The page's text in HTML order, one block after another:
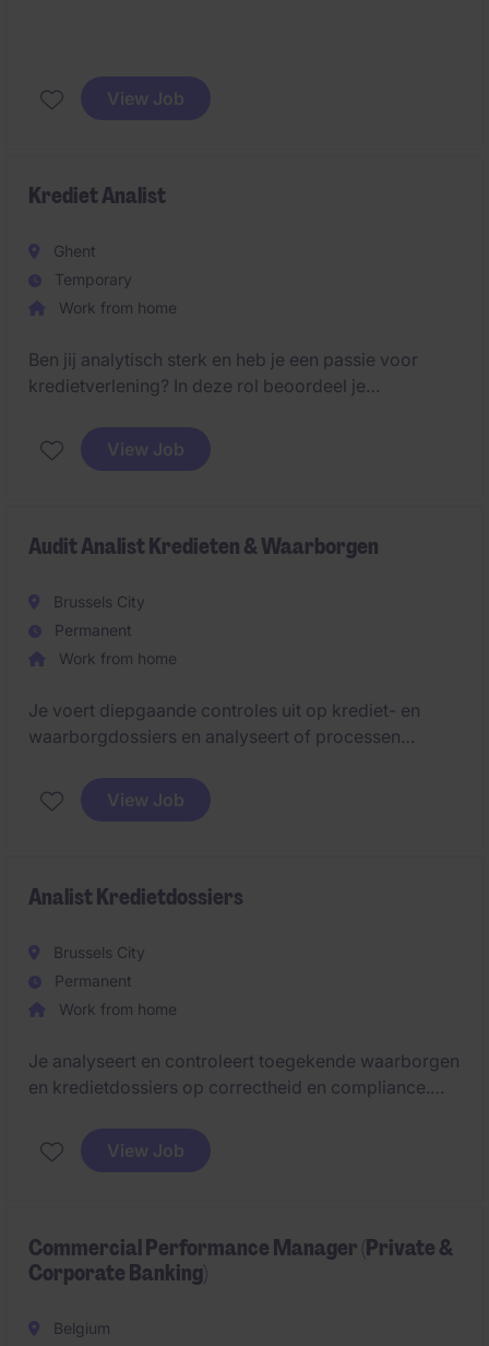
View Job
Krediet Analist
Ghent
Temporary
Work from home
Ben jij analytisch sterk en heb je een passie voor
kredietverlening? In deze rol beoordeel je
kwalitatief kredietproces binnen een professionele
financiële omgeving.
View Job
Audit Analist Kredieten & Waarborgen
Brussels City
Permanent
Work from home
Je voert diepgaande controles uit op krediet- en
waarborgdossiers en analyseert of processen
afwijkingen en formuleert concrete oplossingen
richting stakeholders.
View Job
Analist Kredietdossiers
Brussels City
Permanent
Work from home
Je analyseert en controleert toegekende waarborgen
en kredietdossiers op correctheid en compliance.
en stel je oplossingen voor bij afwijkingen.
View Job
Commercial Performance Manager (Private &
Corporate Banking)
Belgium